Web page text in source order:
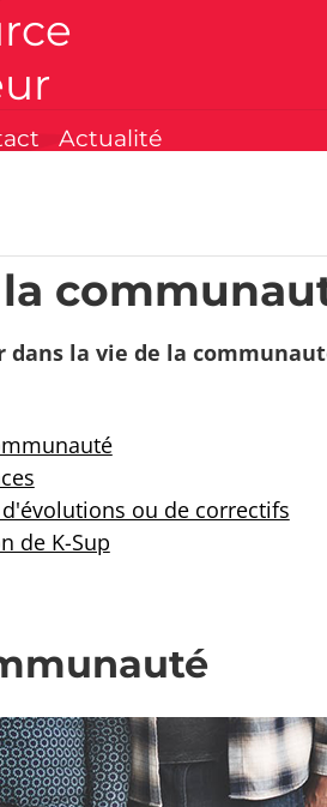
Actualité
dans la vie de la
ou de correctifs
de K-Sup